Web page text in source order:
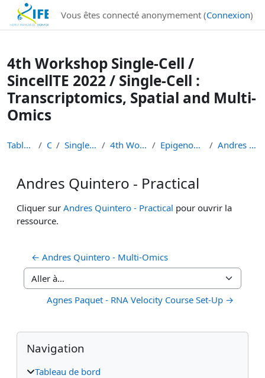
Institut Français de Bioinformatique - Les formations
Passer au contenu principalVous êtes connecté anonymement (Connexion)
4th Workshop Single-Cell /
SincellTE 2022 / Single-Cell :
Transcriptomics, Spatial and Multi-
Omics
Tableau de bord Cours Single-Cell Workshops 4th Workshop Single-Cell Epigenomics and multi-omics Andres Quintero - Practical
Andres Quintero - Practical
Conditions d’achèvement
Cliquer sur Andres Quintero - Practical pour ouvrir la
ressource.
← Andres Quintero - Multi-Omics
Aller à…
Agnes Paquet - RNA Velocity Course Set-Up →
Blocs
Blocs supplémentaires
Passer Navigation
Navigation
Tableau de bord